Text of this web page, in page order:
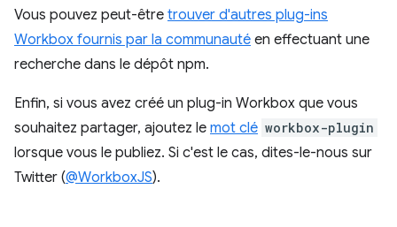
Vous pouvez peut-être trouver d'autres plug-ins
Workbox fournis par la communauté en effectuant une
recherche dans le dépôt npm.
Enfin, si vous avez créé un plug-in Workbox que vous
souhaitez partager, ajoutez le mot clé workbox-plugin
lorsque vous le publiez. Si c'est le cas, dites-le-nous sur
Twitter (@WorkboxJS).